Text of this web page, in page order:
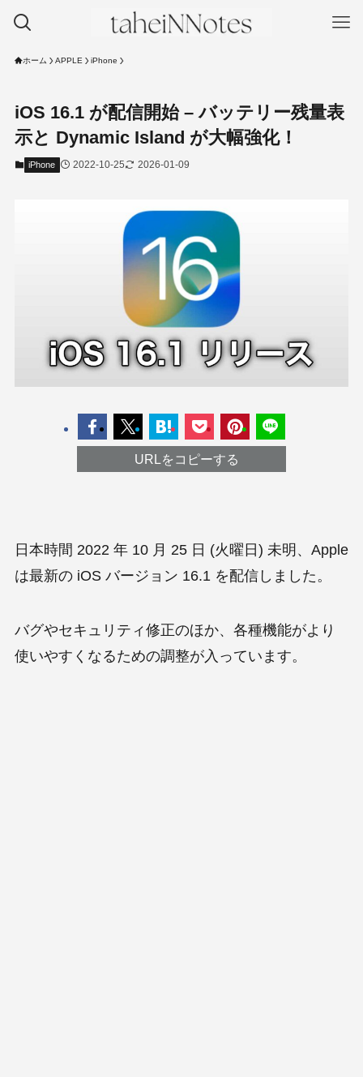
ホーム APPLE iPhone
iOS 16.1 が配信開始 – バッテリー残量表
示と Dynamic Island が大幅強化！
iPhone 2022-10-25 2026-01-09
URLをコピーする
日本時間 2022 年 10 月 25 日 (火曜日) 未明、Apple
は最新の iOS バージョン 16.1 を配信しました。
バグやセキュリティ修正のほか、各種機能がより
使いやすくなるための調整が入っています。